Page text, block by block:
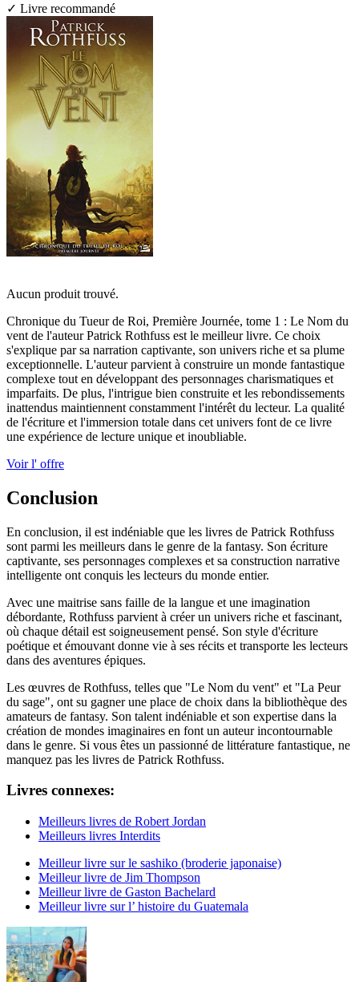
✓ Livre recommandé
Aucun produit trouvé.
Chronique du Tueur de Roi, Première Journée, tome 1 : Le Nom du
vent de l'auteur Patrick Rothfuss est le meilleur livre. Ce choix
s'explique par sa narration captivante, son univers riche et sa plume
exceptionnelle. L'auteur parvient à construire un monde fantastique
complexe tout en développant des personnages charismatiques et
imparfaits. De plus, l'intrigue bien construite et les rebondissements
inattendus maintiennent constamment l'intérêt du lecteur. La qualité
de l'écriture et l'immersion totale dans cet univers font de ce livre
une expérience de lecture unique et inoubliable.
Voir l' offre
Conclusion
En conclusion, il est indéniable que les livres de Patrick Rothfuss
sont parmi les meilleurs dans le genre de la fantasy. Son écriture
captivante, ses personnages complexes et sa construction narrative
intelligente ont conquis les lecteurs du monde entier.
Avec une maitrise sans faille de la langue et une imagination
débordante, Rothfuss parvient à créer un univers riche et fascinant,
où chaque détail est soigneusement pensé. Son style d'écriture
poétique et émouvant donne vie à ses récits et transporte les lecteurs
dans des aventures épiques.
Les œuvres de Rothfuss, telles que "Le Nom du vent" et "La Peur
du sage", ont su gagner une place de choix dans la bibliothèque des
amateurs de fantasy. Son talent indéniable et son expertise dans la
création de mondes imaginaires en font un auteur incontournable
dans le genre. Si vous êtes un passionné de littérature fantastique, ne
manquez pas les livres de Patrick Rothfuss.
Livres connexes:
Meilleurs livres de Robert Jordan
Meilleurs livres Interdits
Meilleur livre sur le sashiko (broderie japonaise)
Meilleur livre de Jim Thompson
Meilleur livre de Gaston Bachelard
Meilleur livre sur l’ histoire du Guatemala